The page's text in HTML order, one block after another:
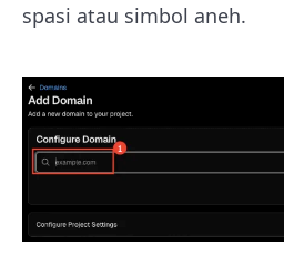
spasi atau simbol aneh.